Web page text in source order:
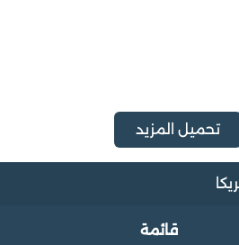
تحميل المزيد
قائمة